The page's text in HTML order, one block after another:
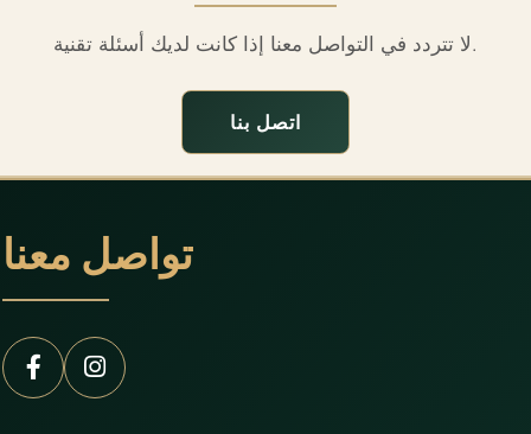
لا تتردد في التواصل معنا إذا كانت لديك أسئلة تقنية.
اتصل بنا
تواصل معنا